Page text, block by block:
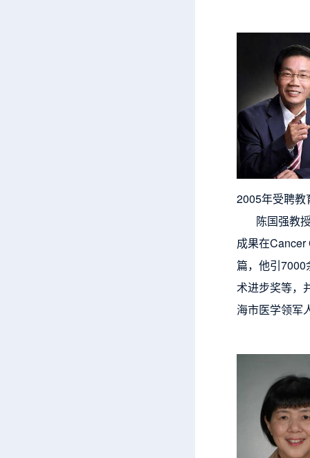
2005年受聘教
陈国强教授
成果在
篇，他引7000
术进步奖等，
海市医学领军